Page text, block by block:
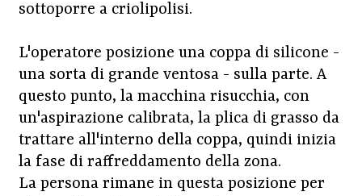
sottoporre a criolipolisi.
L'operatore posizione una coppa di silicone -
una sorta di grande ventosa - sulla parte. A
questo punto, la macchina risucchia, con
un'aspirazione calibrata, la plica di grasso da
trattare all'interno della coppa, quindi inizia
la fase di raffreddamento della zona.
La persona rimane in questa posizione per